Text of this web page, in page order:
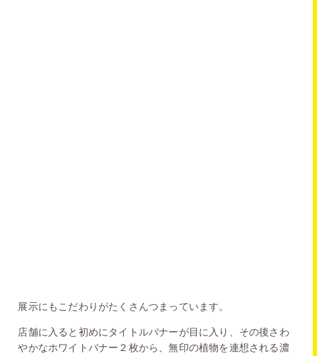
展示にもこだわりがたくさんつまっています。
店舗に入ると初めにタイトルバナーが目に入り、その後さわ
やかなホワイトバナー２枚から、無印の植物を連想される濃